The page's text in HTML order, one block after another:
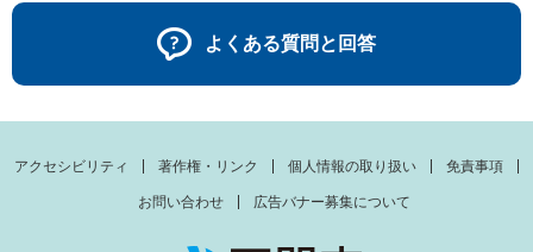
よくある質問と回答
アクセシビリティ 著作権・リンク 個人情報の取り扱い 免責事項
お問い合わせ 広告バナー募集について